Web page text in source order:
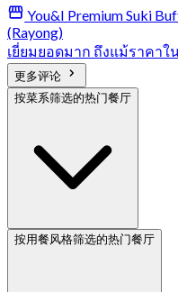
You&I Premium Suki
(Rayong)
เยี่ยมยอดมาก ถึงแม้ราคา
更多评论
按菜系筛选的热门餐厅
按用餐风格筛选的热门餐厅